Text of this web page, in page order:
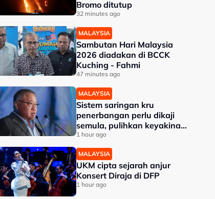
Bromo ditutup
32 minutes ago
MALAYSIA
Sambutan Hari Malaysia
2026 diadakan di BCCK
Kuching - Fahmi
47 minutes ago
MALAYSIA
Sistem saringan kru
penerbangan perlu dikaji
semula, pulihkan keyakinan
penumpang - Tiong
1 hour ago
MALAYSIA
UKM cipta sejarah anjur
Konsert Diraja di DFP
1 hour ago